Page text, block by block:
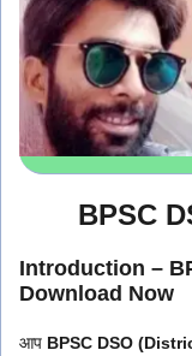
BPSC
Introduction –
Download Now
आप BPSC DSO